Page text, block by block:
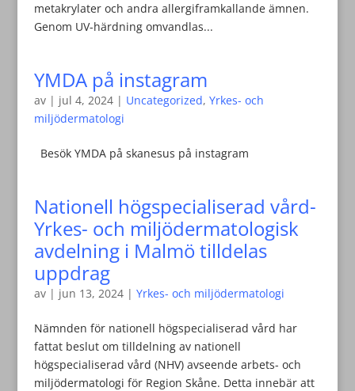
metakrylater och andra allergiframkallande ämnen.
Genom UV-härdning omvandlas...
YMDA på instagram
av | jul 4, 2024| Uncategorized, Yrkes- och
miljödermatologi
Besök YMDA på skanesus på instagram
Nationell högspecialiserad vård-
Yrkes- och miljödermatologisk
avdelning i Malmö tilldelas
uppdrag
av | jun 13, 2024| Yrkes- och miljödermatologi
Nämnden för nationell högspecialiserad vård har
fattat beslut om tilldelning av nationell
högspecialiserad vård (NHV) avseende arbets- och
miljödermatologi för Region Skåne. Detta innebär att